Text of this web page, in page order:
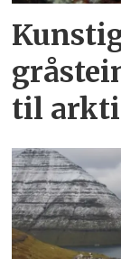
til